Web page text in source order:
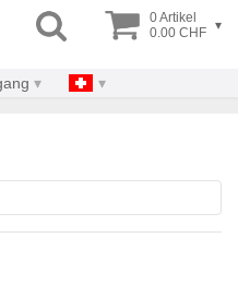
0 Artikel
0.00 CHF ▾